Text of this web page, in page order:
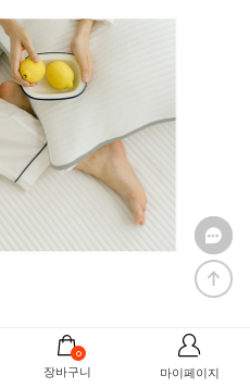
0
장바구니 마이페이지